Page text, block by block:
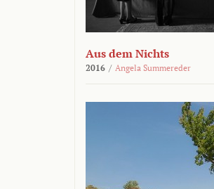
Aus dem Nichts
2016 / Angela Summereder